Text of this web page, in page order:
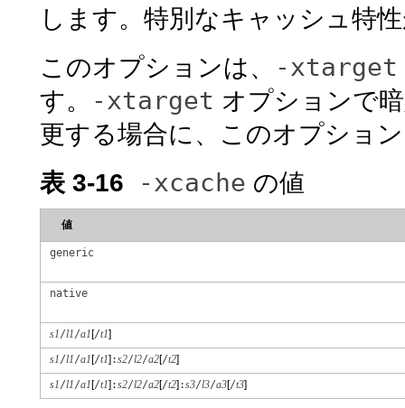
します。特別なキャッシュ特
このオプションは、
-xtarget
す。
-xtarget オプションで
更する場合に、このオプショ
表 3-16
-xcache の値
値
generic
native
s1/l1/a1[/t1]
s1/l1/a1[/t1] :s2/l2/a2[/t2]
s1/l1/a1[/t1] :s2/l2/a2[/t2] :s3/l3/a3[/t3]